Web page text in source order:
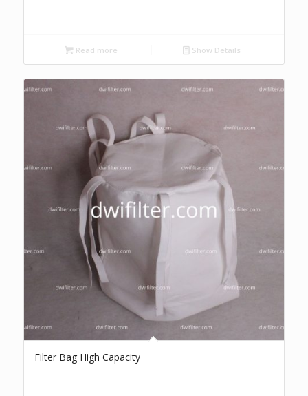
Read more Show Details
Filter Bag High Capacity